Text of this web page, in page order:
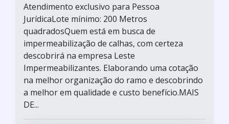
Atendimento exclusivo para Pessoa
JurídicaLote mínimo: 200 Metros
quadradosQuem está em busca de
impermeabilização de calhas, com certeza
descobrirá na empresa Leste
Impermeabilizantes. Elaborando uma cotação
na melhor organização do ramo e descobrindo
a melhor em qualidade e custo benefício.MAIS
DE...